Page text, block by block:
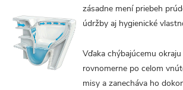
zásadne mení priebeh
údržby aj hygienické
Vďaka chýbajúcemu
rovnomerne po celom
misy a zanecháva ho